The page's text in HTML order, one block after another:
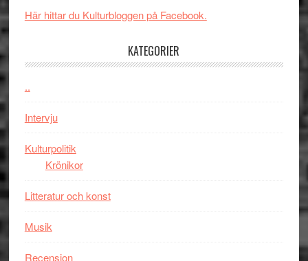
kan
Här hittar du Kulturbloggen på Facebook.
KATEGORIER
..
Intervju
Kulturpolitik
Krönikor
Litteratur och konst
Musik
Recension